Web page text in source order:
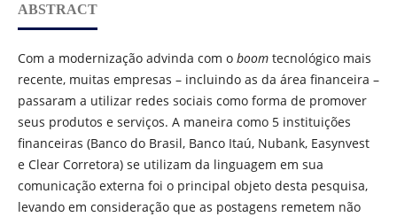
ABSTRACT
Com a modernização advinda com o boomtecnológico mais
recente, muitas empresas – incluindo as da área financeira –
passaram a utilizar redes sociais como forma de promover
seus produtos e serviços. A maneira como 5 instituições
financeiras (Banco do Brasil, Banco Itaú, Nubank, Easynvest
e Clear Corretora) se utilizam da linguagem em sua
comunicação externa foi o principal objeto desta pesquisa,
levando em consideração que as postagens remetem não